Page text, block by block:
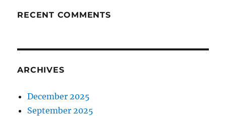
RECENT COMMENTS
ARCHIVES
December 2025
September 2025